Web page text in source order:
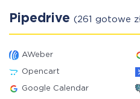
Pipedrive (261 gotowe
AWeber
Opencart
Google Calendar